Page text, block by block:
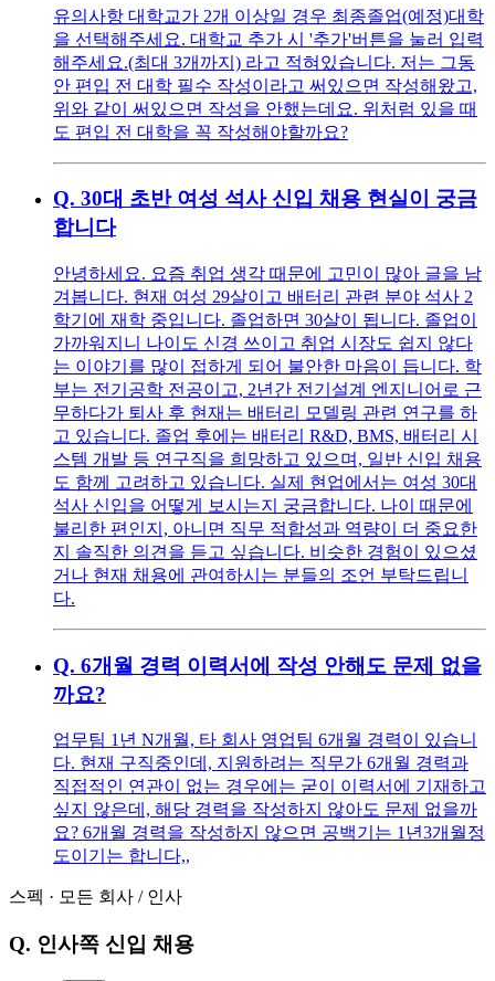
유의사항 대학교가 2개 이상일 경우 최종졸업(예정)대학
을 선택해주세요. 대학교 추가 시 '추가'버튼을 눌러 입력
해주세요.(최대 3개까지) 라고 적혀있습니다. 저는 그동
안 편입 전 대학 필수 작성이라고 써있으면 작성해왔고,
위와 같이 써있으면 작성을 안했는데요. 위처럼 있을 때
도 편입 전 대학을 꼭 작성해야할까요?
Q. 30대 초반 여성 석사 신입 채용 현실이 궁금
합니다
안녕하세요. 요즘 취업 생각 때문에 고민이 많아 글을 남
겨봅니다. 현재 여성 29살이고 배터리 관련 분야 석사 2
학기에 재학 중입니다. 졸업하면 30살이 됩니다. 졸업이
가까워지니 나이도 신경 쓰이고 취업 시장도 쉽지 않다
는 이야기를 많이 접하게 되어 불안한 마음이 듭니다. 학
부는 전기공학 전공이고, 2년간 전기설계 엔지니어로 근
무하다가 퇴사 후 현재는 배터리 모델링 관련 연구를 하
고 있습니다. 졸업 후에는 배터리 R&D, BMS, 배터리 시
스템 개발 등 연구직을 희망하고 있으며, 일반 신입 채용
도 함께 고려하고 있습니다. 실제 현업에서는 여성 30대
석사 신입을 어떻게 보시는지 궁금합니다. 나이 때문에
불리한 편인지, 아니면 직무 적합성과 역량이 더 중요한
지 솔직한 의견을 듣고 싶습니다. 비슷한 경험이 있으셨
거나 현재 채용에 관여하시는 분들의 조언 부탁드립니
다.
Q. 6개월 경력 이력서에 작성 안해도 문제 없을
까요?
업무팀 1년 N개월, 타 회사 영업팀 6개월 경력이 있습니
다. 현재 구직중인데, 지원하려는 직무가 6개월 경력과
직접적인 연관이 없는 경우에는 굳이 이력서에 기재하고
싶지 않은데, 해당 경력을 작성하지 않아도 문제 없을까
요? 6개월 경력을 작성하지 않으면 공백기는 1년3개월정
도이기는 합니다,,
스펙 · 모든 회사 / 인사
Q. 인사쪽 신입 채용